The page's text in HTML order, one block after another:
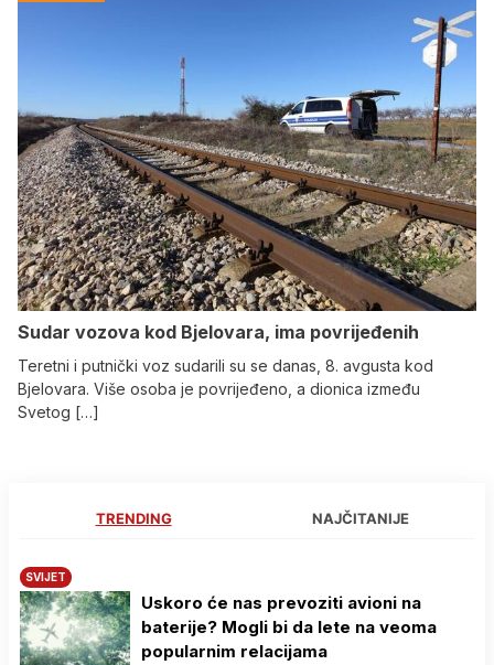
Sudar vozova kod Bjelovara, ima povrijeđenih
Teretni i putnički voz sudarili su se danas, 8. avgusta kod
Bjelovara. Više osoba je povrijeđeno, a dionica između
Svetog […]
TRENDING NAJČITANIJE
SVIJET
Uskoro će nas prevoziti avioni na
baterije? Mogli bi da lete na veoma
popularnim relacijama